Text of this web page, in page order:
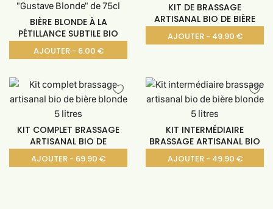
BIÈRE BLONDE À LA
PÉTILLANCE SUBTILE BIO
AJOUTER - 6.00 €
KIT DE BRASSAGE
ARTISANAL BIO DE BIÈRE
AJOUTER - 49.90 €
KIT COMPLET BRASSAGE
ARTISANAL BIO DE
AJOUTER - 69.90 €
KIT INTERMÉDIAIRE
BRASSAGE ARTISANAL BIO
AJOUTER - 49.90 €